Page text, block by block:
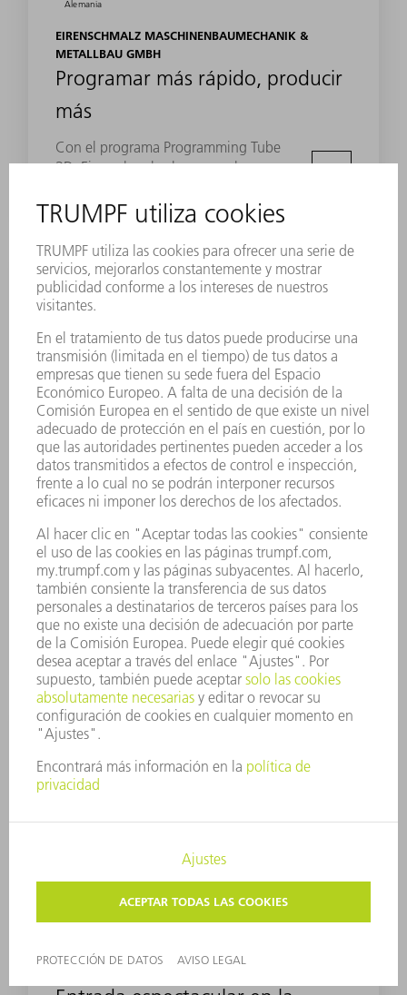
Alemania
EIRENSCHMALZ MASCHINENBAUMECHANIK &
METALLBAU GMBH
Programar más rápido, producir
más
Con el programa Programming Tube
3D, Eirenschmalz ahorra mucho
DELO Maschinenbau GmbH & Co. KG TruLaser
Corte por láser Alemania
Productivo desde el principio
Con la TruLaser 1030, DELO ahorra no
solo costes de material, sino también
de energía, asegurándose así ventajas
competitivas decisivas.
KUIPERS technology GmbH Alemania Plegado